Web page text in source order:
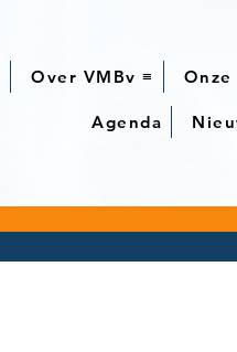
Over VMBv ≡
Agenda